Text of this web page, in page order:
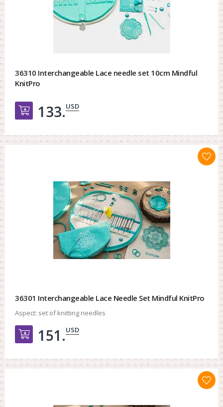
36310 Interchangeable Lace needle set 10cm Mindful
KnitPro
Добавить в корзину
133.USD
36301 Interchangeable Lace Needle Set Mindful KnitPro
Aspect: set of knitting needles
Добавить в корзину
151.USD